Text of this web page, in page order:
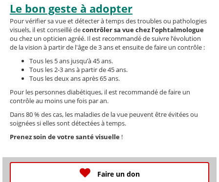
Le bon geste à adopter
Pour vérifier sa vue et détecter à temps des troubles ou pathologies
visuels, il est conseillé decontrôler sa vue chez l’ophtalmologue
ou chez un opticien agréé. Il est recommandé de suivre l’évolution
de la vision à partir de l'âge de 3 ans et ensuite de faire un contrôle :
Tous les 5 ans jusqu’à 45 ans.
Tous les 2-3 ans à partir de 45 ans.
Tous les deux ans après 65 ans.
Pour les personnes diabétiques, il est recommandé de faire un
contrôle au moins une fois par an.
Dans 80 % des cas, les maladies de la vue peuvent être évitées ou
soignées si elles sont détectées à temps.
Prenez soin de votre santé visuelle !
Faire un don